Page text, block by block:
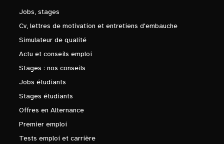
Jobs, stages
Cv, lettres de motivation et entretiens d'embauche
Simulateur de qualité
Actu et conseils emploi
Stages : nos conseils
Jobs étudiants
Stages étudiants
Offres en Alternance
Premier emploi
Tests emploi et carrière